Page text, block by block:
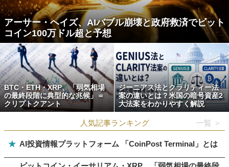
アーサー・ヘイズ、AIバブル崩壊と政府救済でビット
コイン100万ドル超と予想
BTC・ETH・XRP、「弱気相場
の最終段階に典型的な兆候」＝
クリプトクアント
ジーニアス法とクラリティー法
案の違いとは？米国の暗号資産2
大法案をわかりやすく解説
人気記事ランキング 一覧 ＞
★ AI投資情報プラットフォーム 「CoinPost Terminal」とは